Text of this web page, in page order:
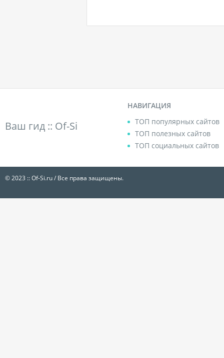
Ваш гид :: Of-Si
НАВИГАЦИЯ
ТОП популярных сайтов
ТОП полезных сайтов
ТОП социальных сайтов
© 2023 :: Of-Si.ru / Все права защищены.